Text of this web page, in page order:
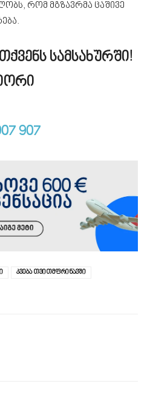
რომ მგზავრმა ცაშივე
სამსახურში!
907
კვება თვითმფრინავში